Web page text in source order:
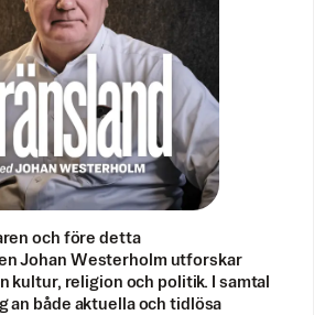
och före detta
Johan Westerholm utforskar
kultur, religion och politik. I samtal
an både aktuella och tidlösa